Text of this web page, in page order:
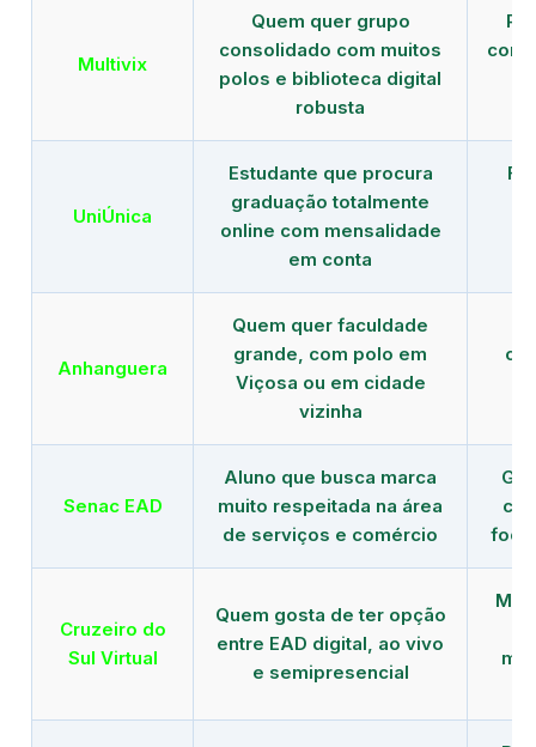
Multivix
Quem quer grupo
consolidado com muitos
polos e biblioteca digital
robusta
com
UniÚnica
Estudante que procura
graduação totalmente
online com mensalidade
em conta
Anhanguera
Quem quer faculdade
grande, com polo em
Viçosa ou em cidade
vizinha
Senac EAD
Aluno que busca marca
muito respeitada na área
de serviços e comércio
foco
Cruzeiro do
Sul Virtual
Quem gosta de ter opção
entre EAD digital, ao vivo
e semipresencial